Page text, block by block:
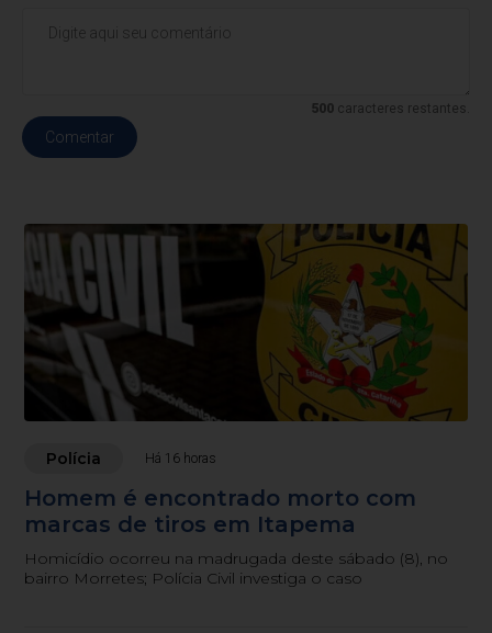
500caracteres restantes.
Comentar
Polícia Há 16 horas
Homem é encontrado morto com
marcas de tiros em Itapema
Homicídio ocorreu na madrugada deste sábado (8), no
bairro Morretes; Polícia Civil investiga o caso